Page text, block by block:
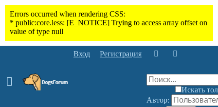
Вход Регистрация
Искать
Автор: